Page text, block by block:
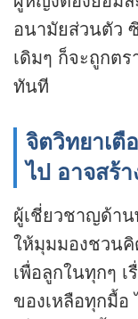
อนามัยส่วนตัว
เดิมๆ ก็จะถูกต
ทันที
จิตวิทยาเตื
ไป อาจสร้า
ผู้เชี่ยวชาญด้าน
ให้มุมมองชวนคิ
เพื่อลูกในทุกๆ เ
ของเหลือทุกมื้อ